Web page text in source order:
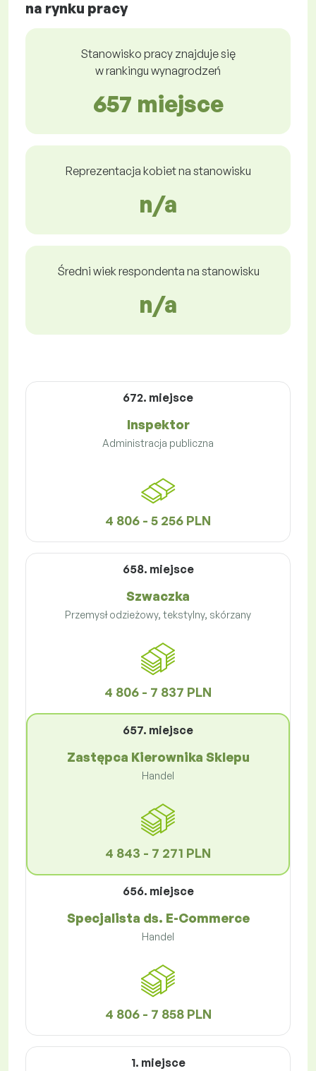
na rynku pracy
Stanowisko pracy znajduje się
w rankingu wynagrodzeń
657 miejsce
Reprezentacja kobiet na stanowisku
n/a
Średni wiek respondenta na stanowisku
n/a
672. miejsce
Inspektor
Administracja publiczna
4 806 - 5 256 PLN
658. miejsce
Szwaczka
Przemysł odzieżowy, tekstylny, skórzany
4 806 - 7 837 PLN
657. miejsce
Zastępca Kierownika Sklepu
Handel
4 843 - 7 271 PLN
656. miejsce
Specjalista ds. E-Commerce
Handel
4 806 - 7 858 PLN
1. miejsce